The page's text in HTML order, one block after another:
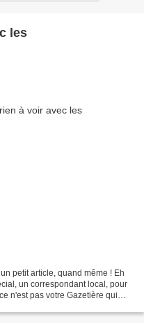
les
petit article, quand même ! Eh
un correspondant local, pour
n'est pas votre Gazetière qui